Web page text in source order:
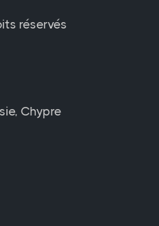
réservés
Chypre